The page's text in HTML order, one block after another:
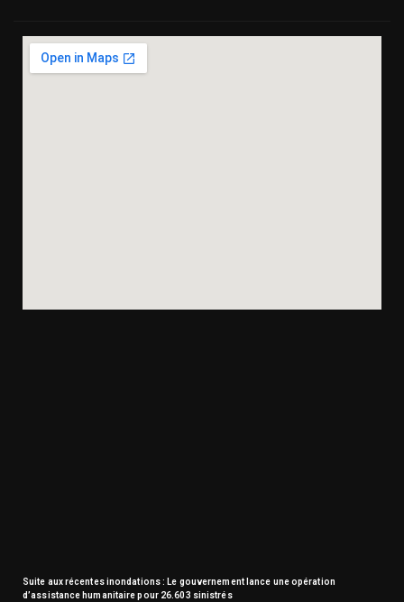
Suite aux récentes inondations : Le gouvernement lance une opération
d’assistance humanitaire pour 26.603 sinistrés